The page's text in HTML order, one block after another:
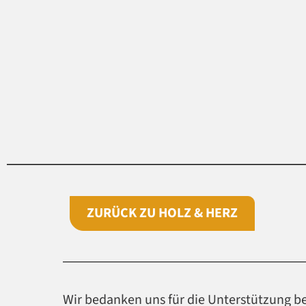
ZURÜCK ZU HOLZ & HERZ
Wir bedanken uns für die Unterstützung